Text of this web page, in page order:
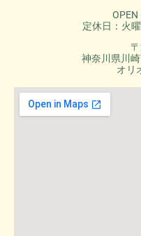
定休日：火
神奈川県川
オリ